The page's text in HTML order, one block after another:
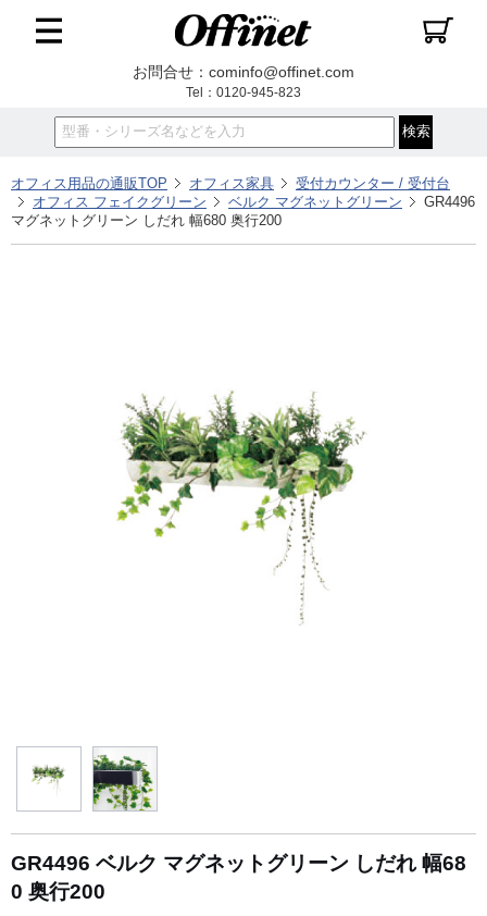
お問合せ：cominfo@offinet.com
Tel：0120-945-823
オフィス用品の通販TOP オフィス家具
受付カウンター / 受付台
オフィス フェイクグリーン
ベルク マグネットグリーン
GR4496
マグネットグリーン しだれ 幅680 奥行200
GR4496 ベルク マグネットグリーン しだれ 幅68
0 奥行200